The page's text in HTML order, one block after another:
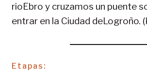
rioEbro y cruzamos un puente
entrar en la Ciudad deLogroño.
Etapas: